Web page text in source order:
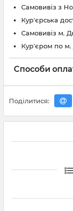
Самовивіз з
Кур'єрська
Самовивіз м.
Кур'єром по м.
Способи
Поділитися: